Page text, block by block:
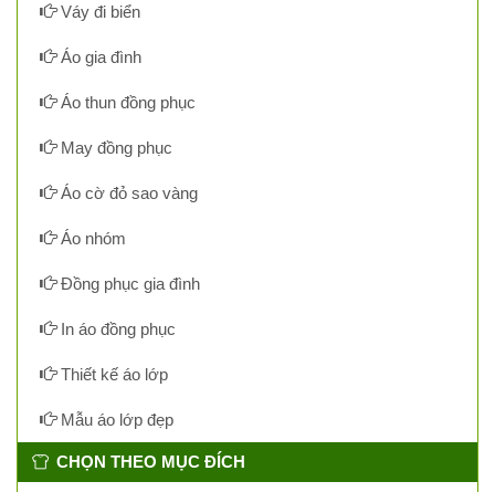
Váy đi biển
Áo gia đình
Áo thun đồng phục
May đồng phục
Áo cờ đỏ sao vàng
Áo nhóm
Đồng phục gia đình
In áo đồng phục
Thiết kế áo lớp
Mẫu áo lớp đẹp
CHỌN THEO MỤC ĐÍCH